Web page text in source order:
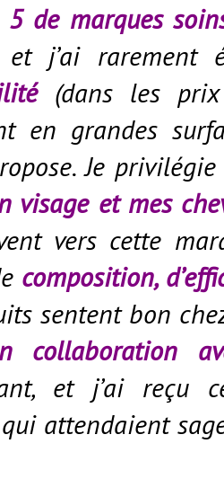
de marques
et j’ai rarement
(dans les
en grandes
Je
visage et mes
vers cette
composition,
sentent bon
collaboration
et j’ai reçu
attendaient